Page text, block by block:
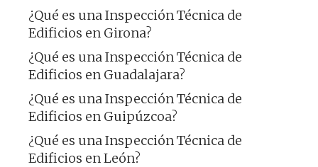
¿Qué es una Inspección Técnica de
Edificios en Girona?
¿Qué es una Inspección Técnica de
Edificios en Guadalajara?
¿Qué es una Inspección Técnica de
Edificios en Guipúzcoa?
¿Qué es una Inspección Técnica de
Edificios en León?